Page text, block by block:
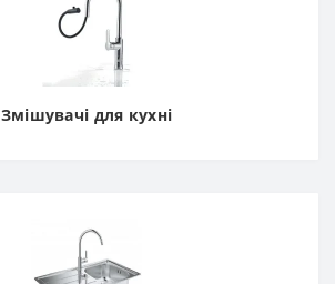
Змішувачі для кухні